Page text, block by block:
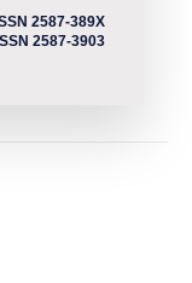
2587-389X
2587-3903